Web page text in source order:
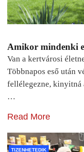
Amikor mindenki
Van a kertvárosi
Többnapos eső után
fellélegezne, kinyitná
…
Read More
TIZENHETEDIK